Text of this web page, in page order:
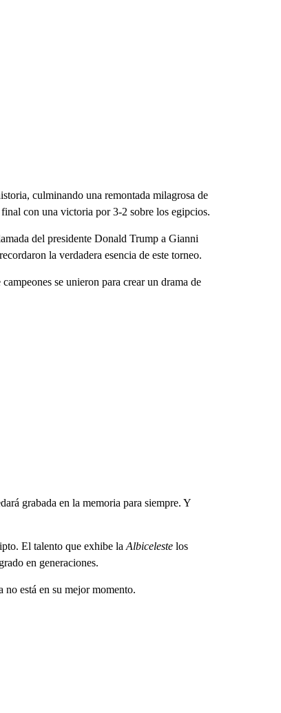
culminando una remontada milagrosa de
con una victoria por 3-2 sobre los egipcios.
del presidente Donald Trump a Gianni
la verdadera esencia de este torneo.
se unieron para crear un drama de
grabada en la memoria para siempre. Y
El talento que exhibe la Albicelestelos
en generaciones.
está en su mejor momento.